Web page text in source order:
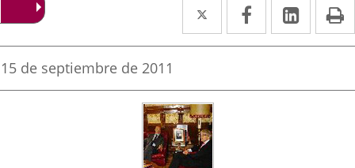
Twitter
Enlace
a
aplicación
externa.
Facebook
Enlace
a
aplicación
Enlace
a
Fecha
la
15 de septiembre de 2011